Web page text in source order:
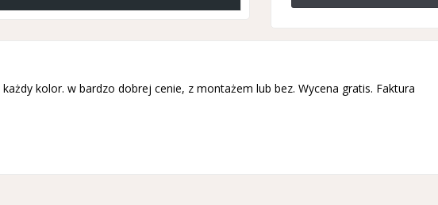
kolor. w bardzo dobrej cenie, z montażem lub bez. Wycena gratis. Faktura